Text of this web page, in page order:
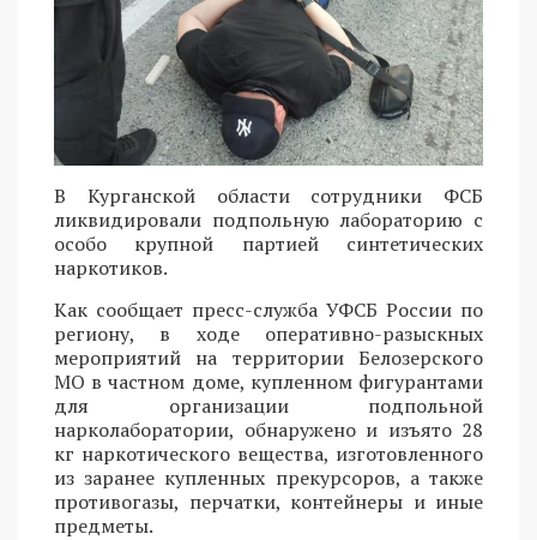
В Курганской области сотрудники ФСБ
ликвидировали подпольную лабораторию с
особо крупной партией синтетических
наркотиков.
Как сообщает пресс-служба УФСБ России по
региону, в ходе оперативно-разыскных
мероприятий на территории Белозерского
МО в частном доме, купленном фигурантами
для организации подпольной
нарколаборатории, обнаружено и изъято 28
кг наркотического вещества, изготовленного
из заранее купленных прекурсоров, а также
противогазы, перчатки, контейнеры и иные
предметы.